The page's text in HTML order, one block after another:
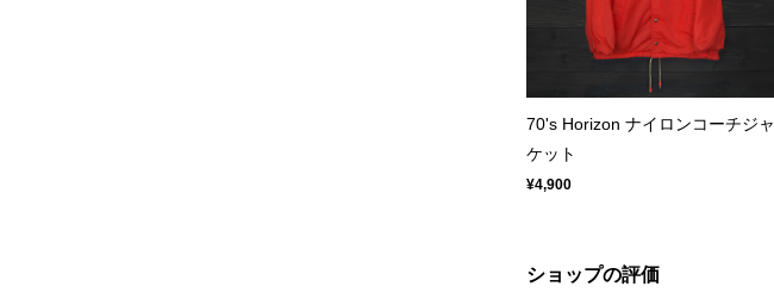
70's Horizon ナイロンコーチジャ
ケット
¥4,900
ショップの評価